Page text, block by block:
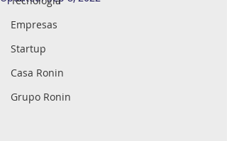
Empresas
Startup
Casa Ronin
Grupo Ronin